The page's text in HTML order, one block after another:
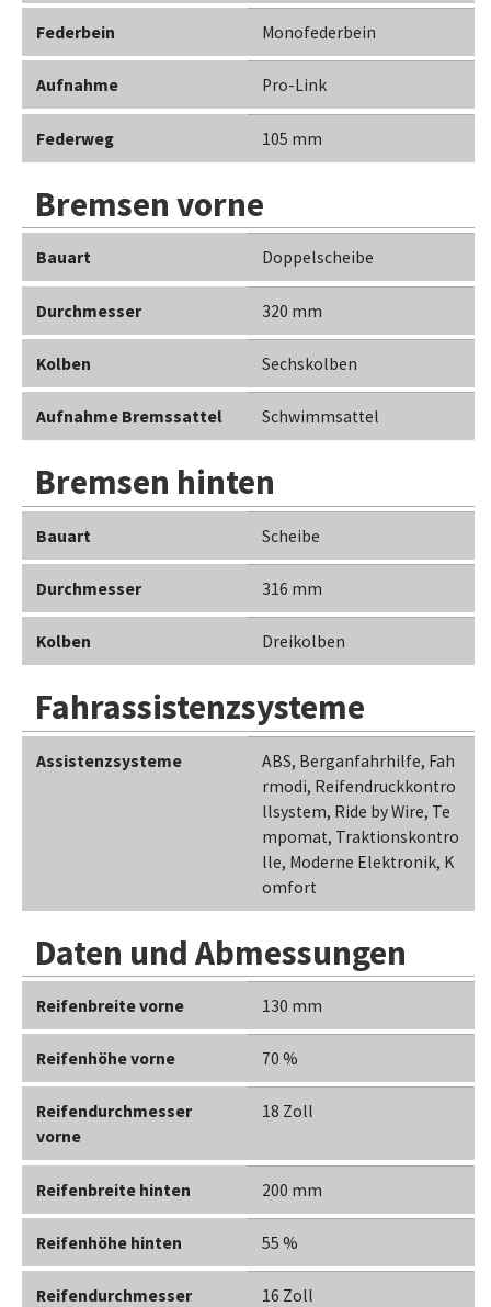
Federbein Monofederbein
Aufnahme Pro-Link
Federweg 105 mm
Bremsen vorne
Bauart Doppelscheibe
Durchmesser 320 mm
Kolben Sechskolben
Aufnahme Bremssattel Schwimmsattel
Bremsen hinten
Bauart Scheibe
Durchmesser 316 mm
Kolben Dreikolben
Fahrassistenzsysteme
Assistenzsysteme
ABS, Berganfahrhilfe, Fah
rmodi, Reifendruckkontro
llsystem, Ride by Wire, Te
mpomat, Traktionskontro
lle, Moderne Elektronik, K
omfort
Daten und Abmessungen
Reifenbreite vorne 130 mm
Reifenhöhe vorne 70 %
Reifendurchmesser
vorne
18 Zoll
Reifenbreite hinten 200 mm
Reifenhöhe hinten 55 %
Reifendurchmesser
16 Zoll